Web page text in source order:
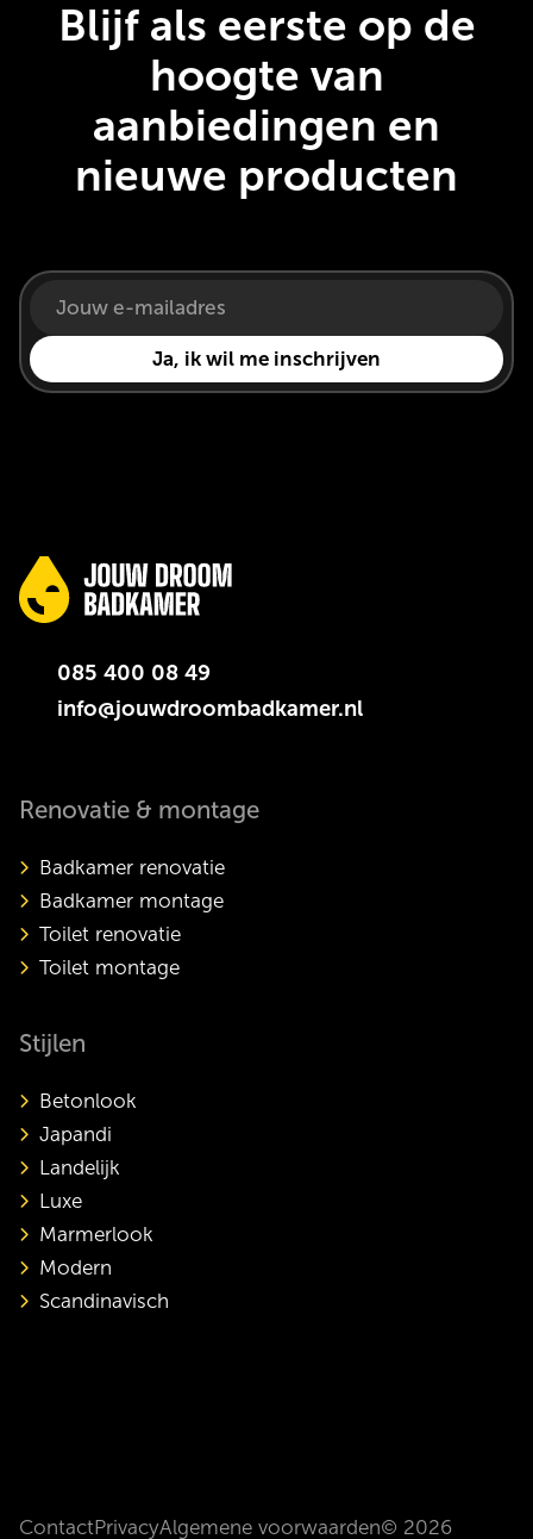
Blijf als eerste op de
hoogte van
aanbiedingen en
nieuwe producten
085 400 08 49
info@jouwdroombadkamer.nl
Renovatie & montage
Badkamer renovatie
Badkamer montage
Toilet renovatie
Toilet montage
Stijlen
Betonlook
Japandi
Landelijk
Luxe
Marmerlook
Modern
Scandinavisch
ContactPrivacyAlgemene voorwaarden© 2026